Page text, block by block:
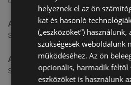
Aldi
Szent Márton u. 57-61., 9700
Aldi
Szent Gellért utca 49., 9700
helyeznek el az ön
kat és hasonló
(„eszközöket”) használunk,
szükségesek weboldalunk
működéséhez. Az ön
opcionális, harmadik féltől
eszközöket is használunk